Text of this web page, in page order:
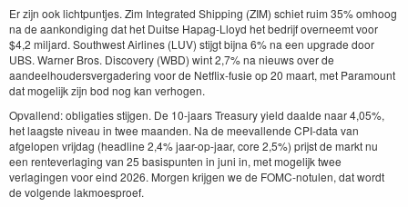
Er zijn ook lichtpuntjes. Zim Integrated Shipping (ZIM) schiet ruim 35% omhoog
na de aankondiging dat het Duitse Hapag-Lloyd het bedrijf overneemt voor
$4,2 miljard. Southwest Airlines (LUV) stijgt bijna 6% na een upgrade door
UBS. Warner Bros. Discovery (WBD) wint 2,7% na nieuws over de
aandeelhoudersvergadering voor de Netflix-fusie op 20 maart, met Paramount
dat mogelijk zijn bod nog kan verhogen.
Opvallend: obligaties stijgen. De 10-jaars Treasury yield daalde naar 4,05%,
het laagste niveau in twee maanden. Na de meevallende CPI-data van
afgelopen vrijdag (headline 2,4% jaar-op-jaar, core 2,5%) prijst de markt nu
een renteverlaging van 25 basispunten in juni in, met mogelijk twee
verlagingen voor eind 2026. Morgen krijgen we de FOMC-notulen, dat wordt
de volgende lakmoesproef.